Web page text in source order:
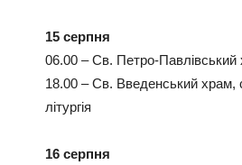
15 серпня
06.00 – Св. Петро-Павлівський
18.00 – Св. Введенський храм,
літургія
16 серпня